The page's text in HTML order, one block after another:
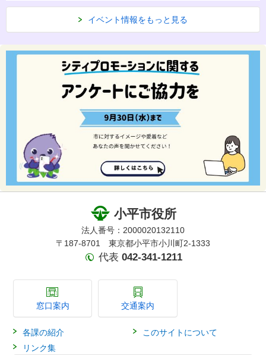
イベント情報をもっと見る
小平市役所
法人番号：2000020132110
〒187-8701 東京都小平市小川町2-1333
代表 042-341-1211
窓口案内 交通案内
各課の紹介
このサイトについて
リンク集